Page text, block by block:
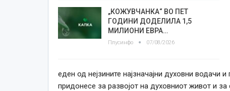
„КОЖУВЧАНКА“ ВО ПЕТ
ГОДИНИ ДОДЕЛИЛА 1,5
МИЛИОНИ ЕВРА…
Плусинфо 07/08/2026
еден од нејзините најзначајни духовни водачи
придонесе за развојот на духовниот живот и